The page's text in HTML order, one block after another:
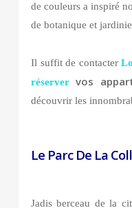
de couleurs a inspiré
de botanique et
Il suffit de contacter
réservervos
découvrir les
Le Parc De La
Jadis berceau de la